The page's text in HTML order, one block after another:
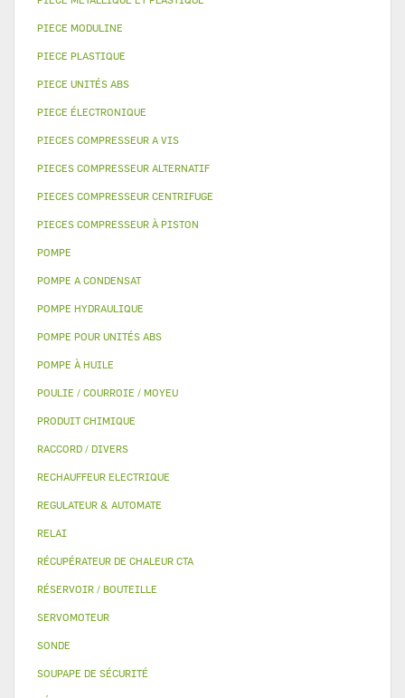
PIECE MODULINE
PIECE PLASTIQUE
PIECE UNITÉS ABS
PIECE ÉLECTRONIQUE
PIECES COMPRESSEUR A VIS
PIECES COMPRESSEUR ALTERNATIF
PIECES COMPRESSEUR CENTRIFUGE
PIECES COMPRESSEUR À PISTON
POMPE
POMPE A CONDENSAT
POMPE HYDRAULIQUE
POMPE POUR UNITÉS ABS
POMPE À HUILE
POULIE / COURROIE / MOYEU
PRODUIT CHIMIQUE
RACCORD / DIVERS
RECHAUFFEUR ELECTRIQUE
REGULATEUR & AUTOMATE
RELAI
RÉCUPÉRATEUR DE CHALEUR CTA
RÉSERVOIR / BOUTEILLE
SERVOMOTEUR
SONDE
SOUPAPE DE SÉCURITÉ